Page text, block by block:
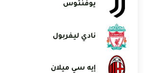
يوفنتوس
نادي ليفربول
إيه سي ميلان